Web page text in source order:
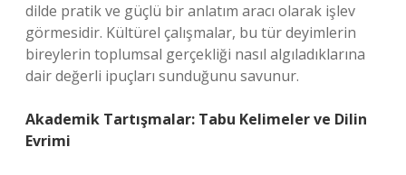
dilde pratik ve güçlü bir anlatım aracı olarak işlev
görmesidir. Kültürel çalışmalar, bu tür deyimlerin
bireylerin toplumsal gerçekliği nasıl algıladıklarına
dair değerli ipuçları sunduğunu savunur.
Akademik Tartışmalar: Tabu Kelimeler ve Dilin
Evrimi